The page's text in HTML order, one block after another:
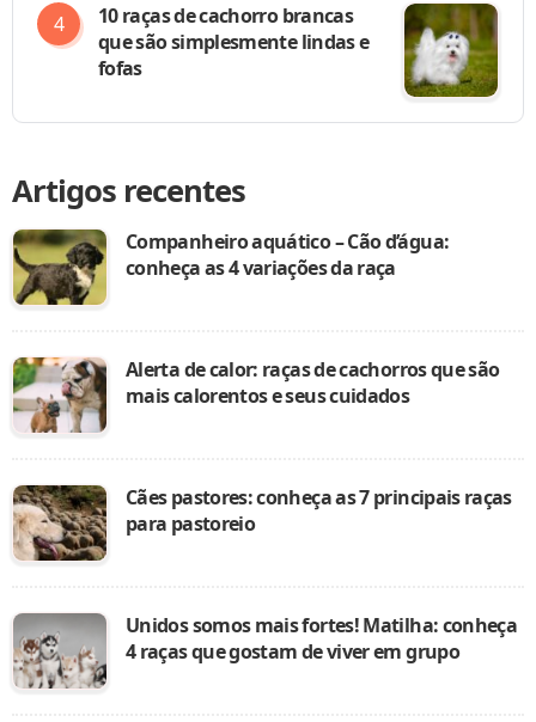
10 raças de cachorro brancas
que são simplesmente lindas e
fofas
Artigos recentes
Companheiro aquático – Cão d’água:
conheça as 4 variações da raça
Alerta de calor: raças de cachorros que são
mais calorentos e seus cuidados
Cães pastores: conheça as 7 principais raças
para pastoreio
Unidos somos mais fortes! Matilha: conheça
4 raças que gostam de viver em grupo